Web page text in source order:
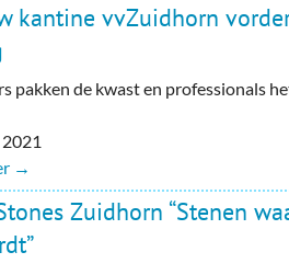
kantine vvZuidhorn
pakken de kwast en professionals
→
Zuidhorn “Stenen